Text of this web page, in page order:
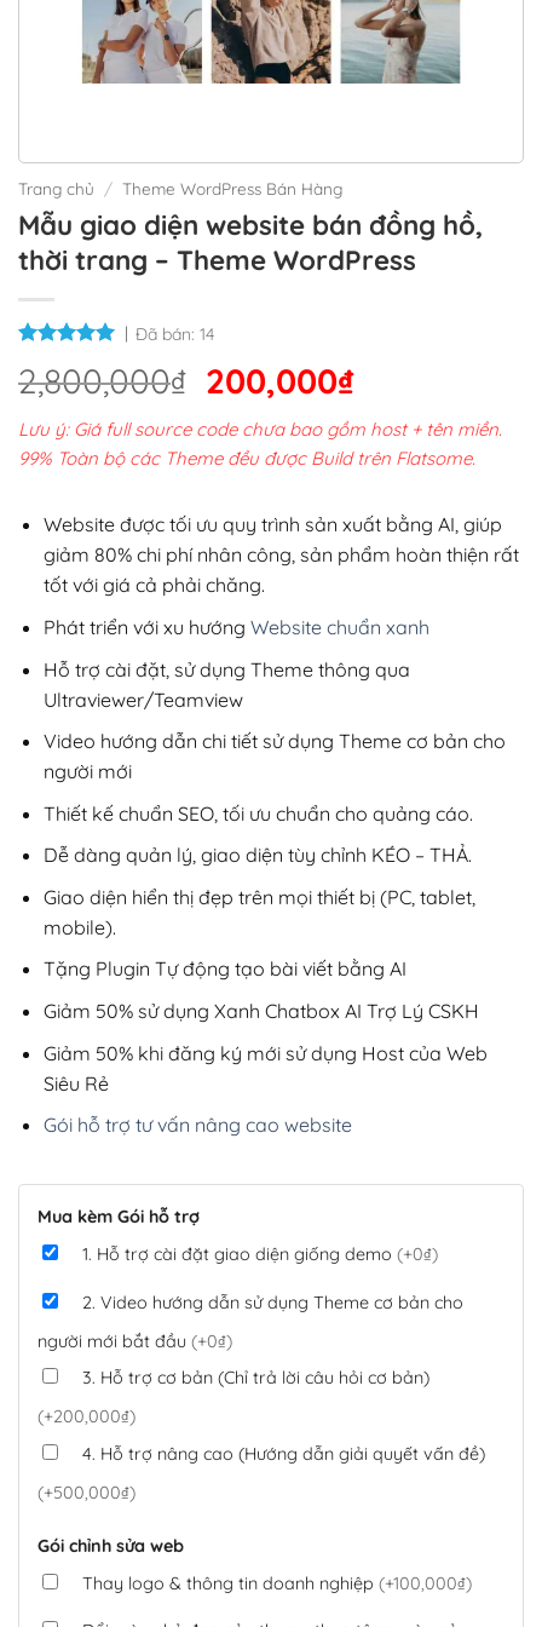
Trang chủ / Theme WordPress Bán Hàng
Mẫu giao diện website bán đồng hồ,
thời trang – Theme WordPress
Đã bán: 14
2,800,000₫ Giá
gốc
là:
2,800,000₫.
200,000₫Giá
hiện
tại
200,000₫.
Lưu ý: Giá full source code chưa bao gồm host + tên miền.
99% Toàn bộ các Theme đều được Build trên Flatsome.
Website được tối ưu quy trình sản xuất bằng AI, giúp
giảm 80% chi phí nhân công, sản phẩm hoàn thiện rất
tốt với giá cả phải chăng.
Phát triển với xu hướng Website chuẩn xanh
Hỗ trợ cài đặt, sử dụng Theme thông qua
Ultraviewer/Teamview
Video hướng dẫn chi tiết sử dụng Theme cơ bản cho
người mới
Thiết kế chuẩn SEO, tối ưu chuẩn cho quảng cáo.
Dễ dàng quản lý, giao diện tùy chỉnh KÉO – THẢ.
Giao diện hiển thị đẹp trên mọi thiết bị (PC, tablet,
mobile).
Tặng Plugin Tự động tạo bài viết bằng AI
Giảm 50% sử dụng Xanh Chatbox AI Trợ Lý CSKH
Giảm 50% khi đăng ký mới sử dụng Host của Web
Siêu Rẻ
Gói hỗ trợ tư vấn nâng cao website
Mua kèm Gói hỗ trợ
1. Hỗ trợ cài đặt giao diện giống demo (+0₫)
2. Video hướng dẫn sử dụng Theme cơ bản cho
người mới bắt đầu (+0₫)
3. Hỗ trợ cơ bản (Chỉ trả lời câu hỏi cơ bản)
(+200,000₫)
4. Hỗ trợ nâng cao (Hướng dẫn giải quyết vấn đề)
(+500,000₫)
Gói chỉnh sửa web
Thay logo & thông tin doanh nghiệp (+100,000₫)